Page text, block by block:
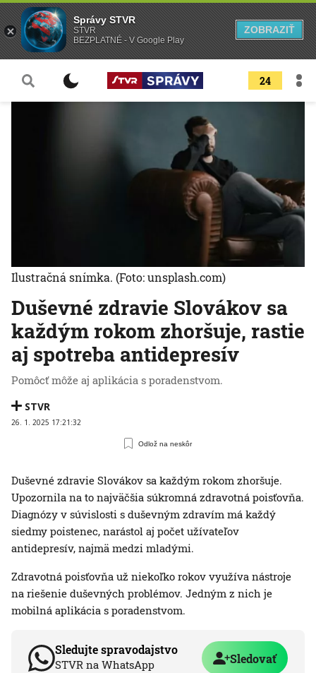
24
Duševné zdravie Slovákov sa
každým rokom zhoršuje, rastie
aj spotreba antidepresív
Pomôcť môže aj aplikácia s poradenstvom.
STVR
26. 1. 2025 17:21:32
Odlož na neskôr
Ilustračná snímka. (Foto: unsplash.com)
Duševné zdravie Slovákov sa každým rokom zhoršuje.
Upozornila na to najväčšia súkromná zdravotná poisťovňa.
Diagnózy v súvislosti s duševným zdravím má každý
siedmy poistenec, narástol aj počet užívateľov
antidepresív, najmä medzi mladými.
Zdravotná poisťovňa už niekoľko rokov využíva nástroje
na riešenie duševných problémov. Jedným z nich je
mobilná aplikácia s poradenstvom.
Sledujte spravodajstvo
STVR na WhatsApp Sledovať
Správy STVR
STVR
BEZPLATNÉ - V Google Play
ZOBRAZIŤ